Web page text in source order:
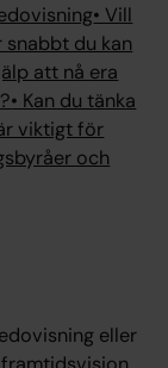
• Vill
du kan
att nå era
• Kan du tänka
viktigt för
och
eller